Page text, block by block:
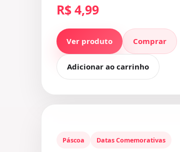
R$ 4,99
Ver produto Comprar
Adicionar ao carrinho
Páscoa Datas Comemorativas